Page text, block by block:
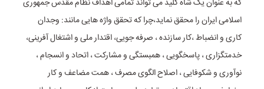
که به عنوان یک شاه کلید می تواند تمامی اهداف نظام مقدس جمهوری
اسلامی ایران را محقق نماید،چرا که تحقق واژه هایی مانند: وجدان
کاری و انضباط ،کار سازنده ، صرفه جویی، اقتدار ملی و اشتغال آفرینی،
خدمتگزاری ، پاسخگویی ، همبستگی و مشارکت ، اتحاد و انسجام ،
نوآوری و شکوفایی ، اصلاح الگوی مصرف ، همت مضاعف و کار